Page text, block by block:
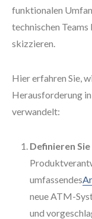
funktionalen
technischen
skizzieren.
Hier erfahren Sie,
Herausforderung
verwandelt:
Definieren
umfassendes
neue ATM-
und